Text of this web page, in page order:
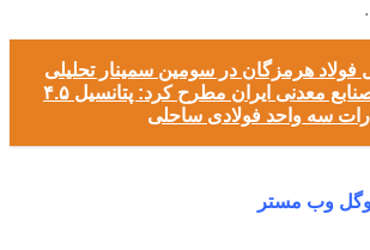
فولاد هرمزگان در سومین سمینار تحلیلی
اندیشکده فولاد و صنابع معدنی ایران مطرح کرد: پتانسیل ۴.۵
سه واحد فولادی ساحلی
گوگل وب مستر